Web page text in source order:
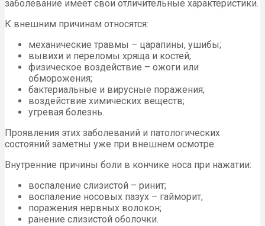
заболевание имеет свои отличительные характеристики.
К внешним причинам относятся:
механические травмы – царапины, ушибы;
вывихи и переломы хряща и костей;
физическое воздействие – ожоги или
обморожения;
бактериальные и вирусные поражения;
воздействие химических веществ;
угревая болезнь.
Проявления этих заболеваний и патологических
состояний заметны уже при внешнем осмотре.
Внутренние причины боли в кончике носа при нажатии:
воспаление слизистой – ринит;
воспаление носовых пазух – гайморит;
поражения нервных волокон;
ранение слизистой оболочки.